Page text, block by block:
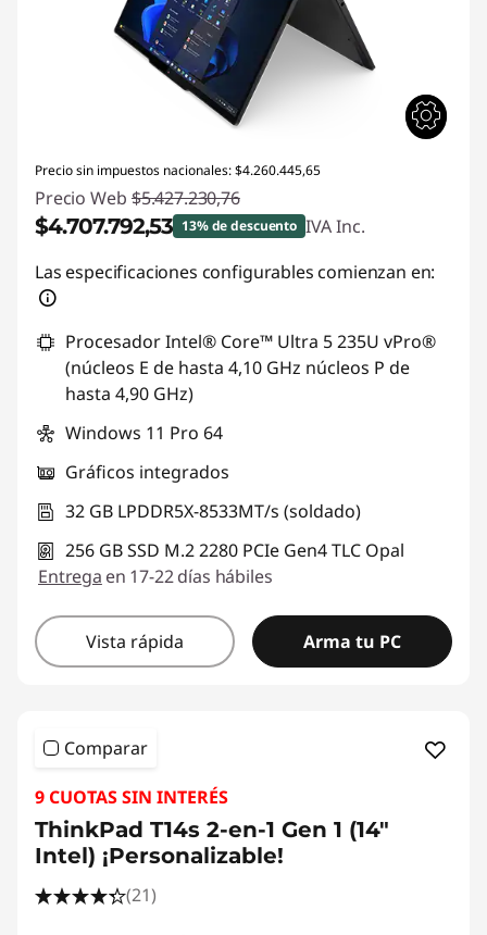
Precio sin impuestos nacionales: $4.260.445,65
Precio Web $5.427.230,76
$4.707.792,53 13% de descuento IVA Inc.
Descuento prod (inc IVA) :-$719.438,23
Las especificaciones configurables comienzan en:
Procesador Intel® Core™ Ultra 5 235U vPro®
(núcleos E de hasta 4,10 GHz núcleos P de
hasta 4,90 GHz)
Windows 11 Pro 64
Gráficos integrados
32 GB LPDDR5X-8533MT/s (soldado)
256 GB SSD M.2 2280 PCIe Gen4 TLC Opal
Entrega en 17-22 días hábiles
Vista rápida Arma tu PC
Comparar
9 CUOTAS SIN INTERÉS
ThinkPad T14s 2-en-1 Gen 1 (14"
Intel) ¡Personalizable!
(21)